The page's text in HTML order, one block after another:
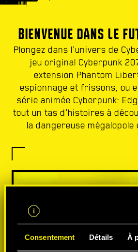
Consentement Détails À
BIENVENUE DANS LE
Plongez dans l'univers de
jeu original Cyberpunk
extension Phantom
espionnage et frissons, ou
série animée Cyberpunk:
tout un tas d'histoires à
la dangereuse mégalopole